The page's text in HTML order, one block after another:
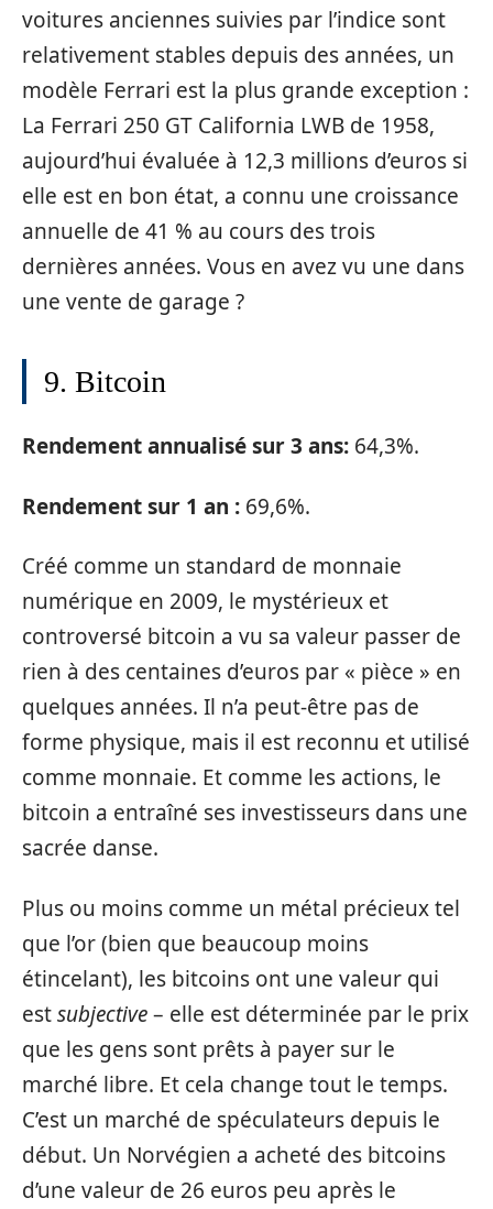
voitures anciennes suivies par l’indice sont
relativement stables depuis des années, un
modèle Ferrari est la plus grande exception :
La Ferrari 250 GT California LWB de 1958,
aujourd’hui évaluée à 12,3 millions d’euros si
elle est en bon état, a connu une croissance
annuelle de 41 % au cours des trois
dernières années. Vous en avez vu une dans
une vente de garage ?
9. Bitcoin
Rendement annualisé sur 3 ans: 64,3%.
Rendement sur 1 an : 69,6%.
Créé comme un standard de monnaie
numérique en 2009, le mystérieux et
controversé bitcoin a vu sa valeur passer de
rien à des centaines d’euros par « pièce » en
quelques années. Il n’a peut-être pas de
forme physique, mais il est reconnu et utilisé
comme monnaie. Et comme les actions, le
bitcoin a entraîné ses investisseurs dans une
sacrée danse.
Plus ou moins comme un métal précieux tel
que l’or (bien que beaucoup moins
étincelant), les bitcoins ont une valeur qui
estsubjective– elle est déterminée par le prix
que les gens sont prêts à payer sur le
marché libre. Et cela change tout le temps.
C’est un marché de spéculateurs depuis le
début. Un Norvégien a acheté des bitcoins
d’une valeur de 26 euros peu après le